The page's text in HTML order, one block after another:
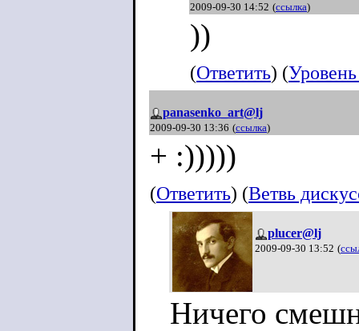
2009-09-30 14:52 (ссылка)
))
(Ответить) (
panasenko_art@lj
2009-09-30 13:36 (ссылка)
+ :)))))
(Ответить) (Ветвь
plucer@lj
2009-09-30 13:52 (
Ничего